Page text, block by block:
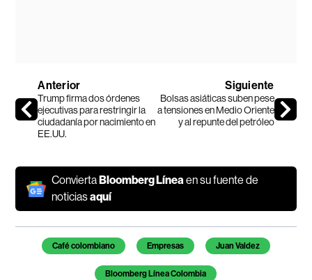
Anterior
Trump firma dos órdenes
ejecutivas para restringir la
ciudadanía por nacimiento en
EE.UU.
Siguiente
Bolsas asiáticas suben pese
a tensiones en Medio Oriente
y al repunte del petróleo
Convierta Bloomberg Líneaen su fuente de
noticiasaquí
Temas de este artículo
Café colombiano Empresas Juan Valdez
Bloomberg Línea Colombia